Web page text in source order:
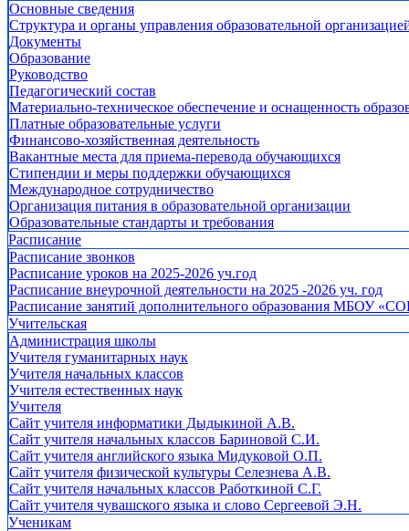
Основные сведения
Структура и органы управления образовательной
Документы
Образование
Руководство
Педагогический состав
Материально-техническое обеспечение и оснащенность
Платные образовательные услуги
Финансово-хозяйственная деятельность
Вакантные места для приема-перевода обучающихся
Стипендии и меры поддержки обучающихся
Международное сотрудничество
Организация питания в образовательной организации
Образовательные стандарты и требования
Расписание
Расписание звонков
Расписание уроков на 2025-2026 уч.год
Расписание внеурочной деятельности на 2025 -2026 уч. год
Расписание занятий дополнительного образования МБОУ
Учительская
Администрация школы
Учителя гуманитарных наук
Учителя начальных классов
Учителя естественных наук
Учителя
Cайт учителя информатики Дыдыкиной А.В.
Сайт учителя начальных классов Бариновой С.И.
Сайт учителя английского языка Мидуковой О.П.
Сайт учителя физической культуры Селезнева А.В.
Сайт учителя начальных классов Работкиной С.Г.
Сайт учителя чувашского языка и слово Сергеевой Э.Н.
Ученикам